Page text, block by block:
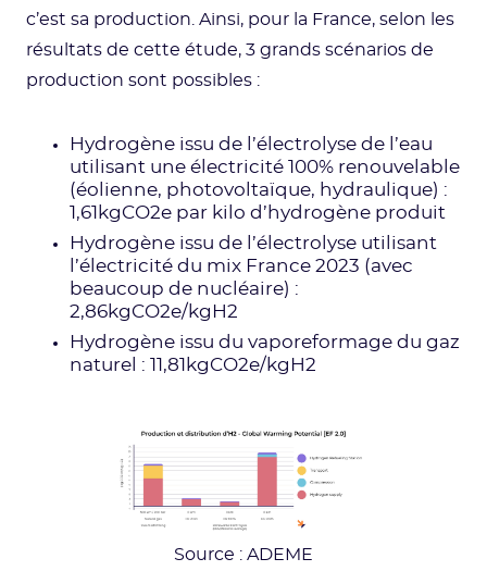
c’est sa production. Ainsi, pour la France, selon les
résultats de cette étude, 3 grands scénarios de
production sont possibles :
Hydrogène issu de l’électrolyse de l’eau
utilisant une électricité 100% renouvelable
(éolienne, photovoltaïque, hydraulique) :
1,61kgCO2e par kilo d’hydrogène produit
Hydrogène issu de l’électrolyse utilisant
l’électricité du mix France 2023 (avec
beaucoup de nucléaire) :
2,86kgCO2e/kgH2
Hydrogène issu du vaporeformage du gaz
naturel : 11,81kgCO2e/kgH2
Source : ADEME